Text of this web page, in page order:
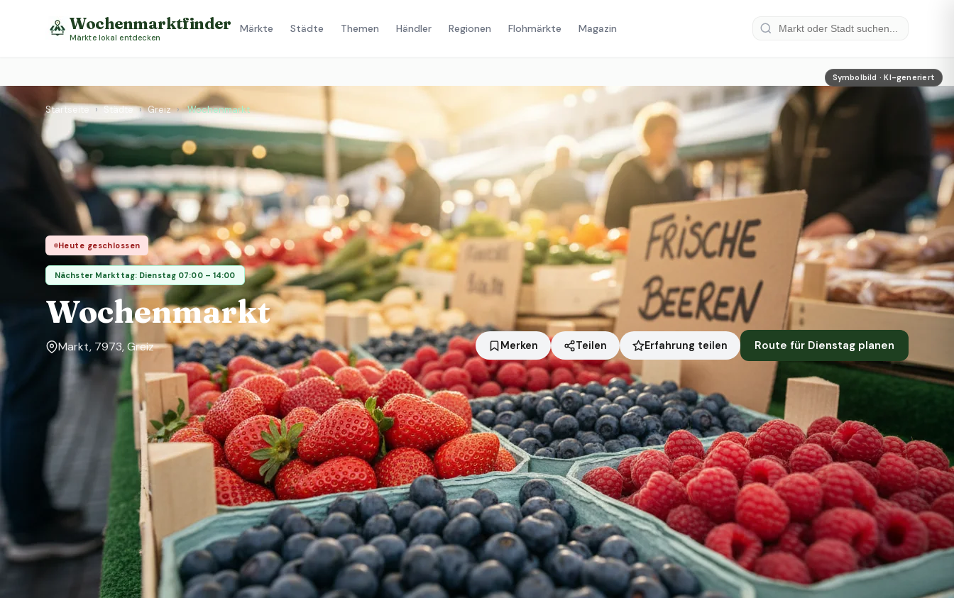
Wochenmarktfinder
Märkte lokal entdecken
Märkte Städte Themen Händler Regionen Flohmärkte Magazin
Symbolbild · KI-generiert
Startseite › Städte › Greiz › Wochenmarkt
Heute geschlossen
Nächster Markttag: Dienstag 07:00 – 14:00
Wochenmarkt
Markt, 7973, Greiz Merken Teilen Erfahrung teilen Route für Dienstag planen
Symbolbild · KI-generiert
Markttage
Dienstag, Freitag
Standort
Greiz
Status heute
Heute geschlossen